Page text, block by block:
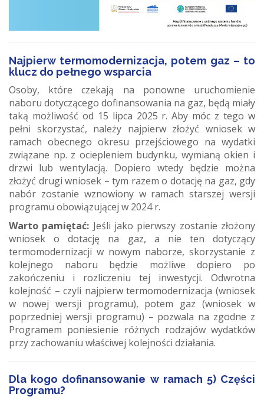
Najpierw termomodernizacja, potem gaz – to
klucz do pełnego wsparcia
Osoby, które czekają na ponowne uruchomienie
naboru dotyczącego dofinansowania na gaz, będą miały
taką możliwość od 15 lipca 2025 r. Aby móc z tego w
pełni skorzystać, należy najpierw złożyć wniosek w
ramach obecnego okresu przejściowego na wydatki
związane np. z ociepleniem budynku, wymianą okien i
drzwi lub wentylacją. Dopiero wtedy będzie można
złożyć drugi wniosek – tym razem o dotację na gaz, gdy
nabór zostanie wznowiony w ramach starszej wersji
programu obowiązującej w 2024 r.
Warto pamiętać: Jeśli jako pierwszy zostanie złożony
wniosek o dotację na gaz, a nie ten dotyczący
termomodernizacji w nowym naborze, skorzystanie z
kolejnego naboru będzie możliwe dopiero po
zakończeniu i rozliczeniu tej inwestycji. Odwrotna
kolejność – czyli najpierw termomodernizacja (wniosek
w nowej wersji programu), potem gaz (wniosek w
poprzedniej wersji programu) – pozwala na zgodne z
Programem poniesienie różnych rodzajów wydatków
przy zachowaniu właściwej kolejności działania.
Dla kogo dofinansowanie w ramach 5) Części
Programu?